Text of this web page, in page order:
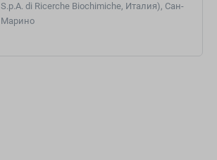
S.p.A. di Ricerche Biochimiche, Италия), Сан-
Марино